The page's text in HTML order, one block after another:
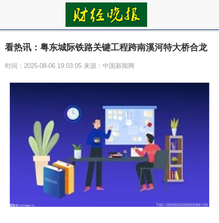
看热讯：粤东城际铁路关键工程跨南溪河特大桥合龙
时间：2025-08-06 19:03:05 来源：中国新闻网